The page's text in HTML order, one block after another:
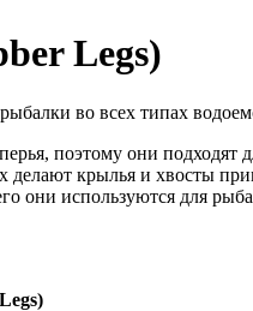
Legs)
во всех типах
поэтому они
крылья и хвосты
они используются для